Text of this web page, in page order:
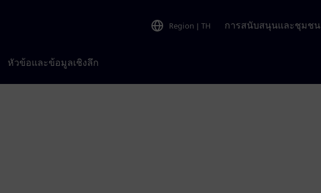
Region | TH การสนับสนุนและชุมชน
หัวข้อและข้อมูลเชิงลึก